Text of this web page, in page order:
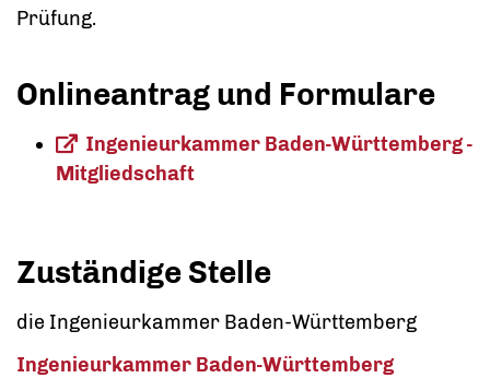
Prüfung.
Onlineantrag und Formulare
Ingenieurkammer Baden-Württemberg -
Mitgliedschaft
Zuständige Stelle
die Ingenieurkammer Baden-Württemberg
Ingenieurkammer Baden-Württemberg